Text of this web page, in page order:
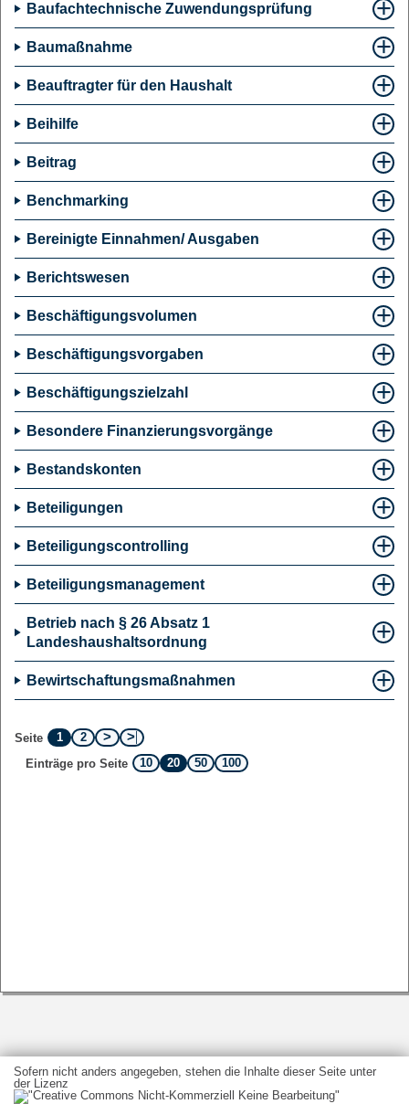
Baufachtechnische Zuwendungsprüfung
Baumaßnahme
Beauftragter für den Haushalt
Beihilfe
Beitrag
Benchmarking
Bereinigte Einnahmen/ Ausgaben
Berichtswesen
Beschäftigungsvolumen
Beschäftigungsvorgaben
Beschäftigungszielzahl
Besondere Finanzierungsvorgänge
Bestandskonten
Beteiligungen
Beteiligungscontrolling
Beteiligungsmanagement
Betrieb nach § 26 Absatz 1
Landeshaushaltsordnung
Bewirtschaftungsmaßnahmen
Seite 1
2
Einträge pro Seite
10 20 50 100
Sofern nicht anders angegeben, stehen die Inhalte dieser Seite unter
der Lizenz